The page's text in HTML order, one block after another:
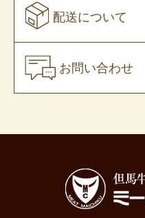
配送について
お問い合わせ